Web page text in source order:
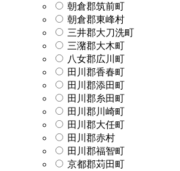
朝倉郡筑前町
朝倉郡東峰村
三井郡大刀洗町
三潴郡大木町
八女郡広川町
田川郡香春町
田川郡添田町
田川郡糸田町
田川郡川崎町
田川郡大任町
田川郡赤村
田川郡福智町
京都郡苅田町